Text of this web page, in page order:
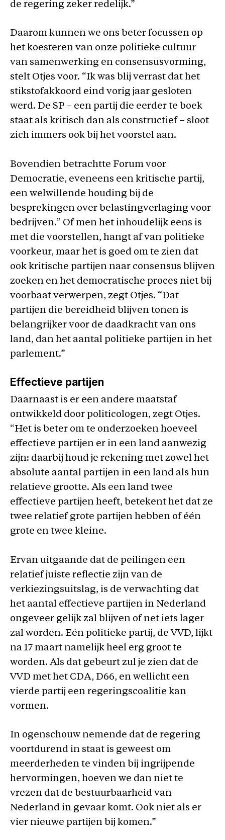
de regering zeker redelijk.”
Daarom kunnen we ons beter focussen op
het koesteren van onze politieke cultuur
van samenwerking en consensusvorming,
stelt Otjes voor. “Ik was blij verrast dat het
stikstofakkoord eind vorig jaar gesloten
werd. De SP – een partij die eerder te boek
staat als kritisch dan als constructief – sloot
zich immers ook bij het voorstel aan.
Bovendien betrachtte Forum voor
Democratie, eveneens een kritische partij,
een welwillende houding bij de
besprekingen over belastingverlaging voor
bedrijven.” Of men het inhoudelijk eens is
met die voorstellen, hangt af van politieke
voorkeur, maar het is goed om te zien dat
ook kritische partijen naar consensus blijven
zoeken en het democratische proces niet bij
voorbaat verwerpen, zegt Otjes. “Dat
partijen die bereidheid blijven tonen is
belangrijker voor de daadkracht van ons
land, dan het aantal politieke partijen in het
parlement.”
Effectieve partijen
Daarnaast is er een andere maatstaf
ontwikkeld door politicologen, zegt Otjes.
“Het is beter om te onderzoeken hoeveel
effectieve partijen er in een land aanwezig
zijn: daarbij houd je rekening met zowel het
absolute aantal partijen in een land als hun
relatieve grootte. Als een land twee
effectieve partijen heeft, betekent het dat ze
twee relatief grote partijen hebben of één
grote en twee kleine.
Ervan uitgaande dat de peilingen een
relatief juiste reflectie zijn van de
verkiezingsuitslag, is de verwachting dat
het aantal effectieve partijen in Nederland
ongeveer gelijk zal blijven of net iets lager
zal worden. Eén politieke partij, de VVD, lijkt
na 17 maart namelijk heel erg groot te
worden. Als dat gebeurt zul je zien dat de
VVD met het CDA, D66, en wellicht een
vierde partij een regeringscoalitie kan
vormen.
In ogenschouw nemende dat de regering
voortdurend in staat is geweest om
meerderheden te vinden bij ingrijpende
hervormingen, hoeven we dan niet te
vrezen dat de bestuurbaarheid van
Nederland in gevaar komt. Ook niet als er
vier nieuwe partijen bij komen.”